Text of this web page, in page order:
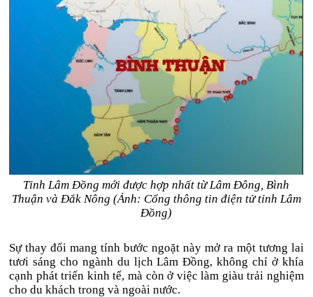
Tỉnh Lâm Đồng mới được hợp nhất từ Lâm Đông, Bình
Thuận và Đắk Nông (Ảnh: Cổng thông tin điện tử tỉnh Lâm
Đồng)
Sự thay đổi mang tính bước ngoặt này mở ra một tương lai
tươi sáng cho ngành du lịch Lâm Đồng, không chỉ ở khía
cạnh phát triển kinh tế, mà còn ở việc làm giàu trải nghiệm
cho du khách trong và ngoài nước.